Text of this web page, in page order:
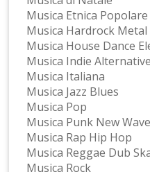
Musica Etnica Popolare
Musica Hardrock Metal
Musica House Dance
Musica Indie Alternative
Musica Italiana
Musica Jazz Blues
Musica Pop
Musica Punk New Wave
Musica Rap Hip Hop
Musica Reggae Dub
Musica Rock